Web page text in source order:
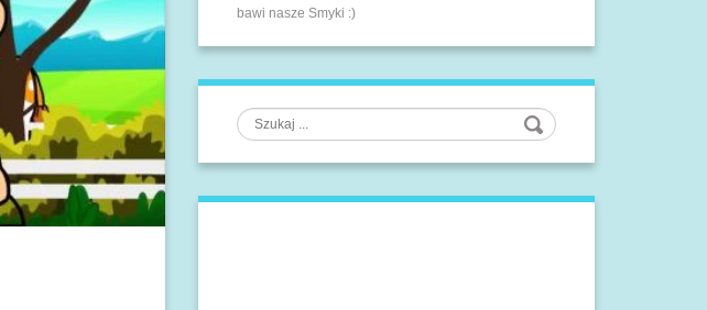
bawi nasze Smyki :)
Szukaj